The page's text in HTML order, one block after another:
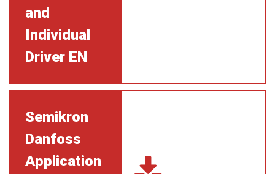
and
Individual
Driver EN
Semikron
Danfoss
Application